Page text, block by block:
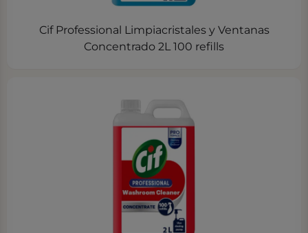
Cif Professional Limpiacristales y Ventanas
Concentrado 2L 100 refills